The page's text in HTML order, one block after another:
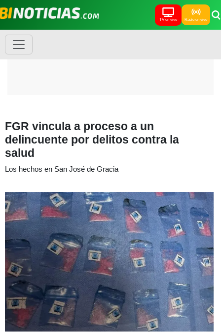
TV en vivo Radio en vivo
FGR vincula a proceso a un
delincuente por delitos contra la
salud
Los hechos en San José de Gracia